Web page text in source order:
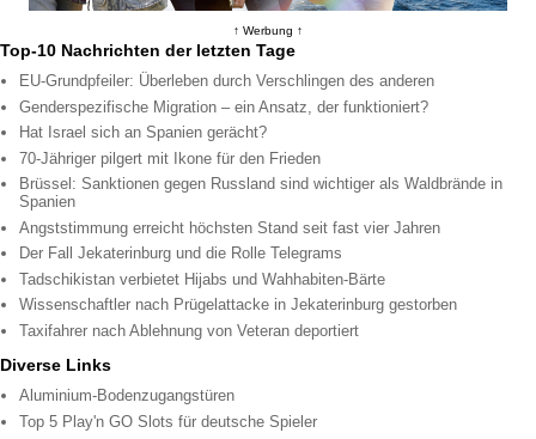
↑ Werbung ↑
Top-10 Nachrichten der letzten Tage
EU-Grundpfeiler: Überleben durch Verschlingen des anderen
Genderspezifische Migration – ein Ansatz, der funktioniert?
Hat Israel sich an Spanien gerächt?
70-Jähriger pilgert mit Ikone für den Frieden
Brüssel: Sanktionen gegen Russland sind wichtiger als Waldbrände in
Spanien
Angststimmung erreicht höchsten Stand seit fast vier Jahren
Der Fall Jekaterinburg und die Rolle Telegrams
Tadschikistan verbietet Hijabs und Wahhabiten-Bärte
Wissenschaftler nach Prügelattacke in Jekaterinburg gestorben
Taxifahrer nach Ablehnung von Veteran deportiert
Diverse Links
Aluminium-Bodenzugangstüren
Top 5 Play'n GO Slots für deutsche Spieler